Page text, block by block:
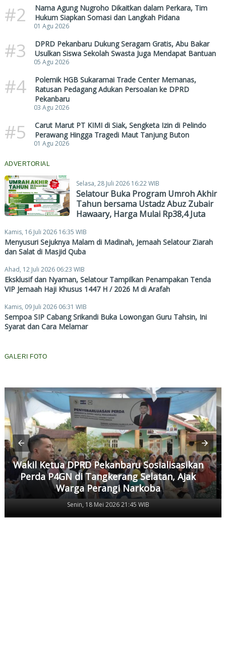
#2
Nama Agung Nugroho Dikaitkan dalam Perkara, Tim
Hukum Siapkan Somasi dan Langkah Pidana
01 Agu 2026
#3
DPRD Pekanbaru Dukung Seragam Gratis, Abu Bakar
Usulkan Siswa Sekolah Swasta Juga Mendapat Bantuan
05 Agu 2026
#4
Polemik HGB Sukaramai Trade Center Memanas,
Ratusan Pedagang Adukan Persoalan ke DPRD
Pekanbaru
03 Agu 2026
#5
Carut Marut PT KIMI di Siak, Sengketa Izin di Pelindo
Perawang Hingga Tragedi Maut Tanjung Buton
01 Agu 2026
ADVERTORIAL
Selasa, 28 Juli 2026 16:22 WIB
Selatour Buka Program Umroh Akhir
Tahun bersama Ustadz Abuz Zubair
Hawaary, Harga Mulai Rp38,4 Juta
Kamis, 16 Juli 2026 16:35 WIB
Menyusuri Sejuknya Malam di Madinah, Jemaah Selatour Ziarah
dan Salat di Masjid Quba
Ahad, 12 Juli 2026 06:23 WIB
Eksklusif dan Nyaman, Selatour Tampilkan Penampakan Tenda
VIP Jemaah Haji Khusus 1447 H / 2026 M di Arafah
Kamis, 09 Juli 2026 06:31 WIB
Sempoa SIP Cabang Srikandi Buka Lowongan Guru Tahsin, Ini
Syarat dan Cara Melamar
GALERI FOTO
Wakil Ketua DPRD Pekanbaru Sosialisasikan
Perda P4GN di Tangkerang Selatan, Ajak
Warga Perangi Narkoba
Senin, 18 Mei 2026 21:45 WIB